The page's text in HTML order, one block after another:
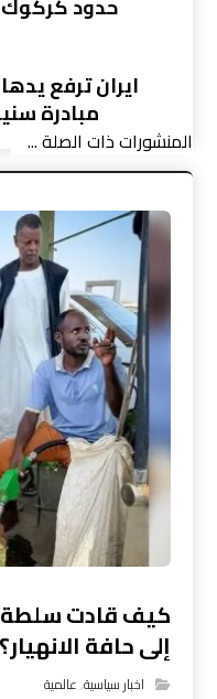
ايران ترفع
مبادرة
المنشورات ذات الصلة ...
كيف قادت سلطة
إلى حافة الانهيار؟
اخبار سياسية,عالمية